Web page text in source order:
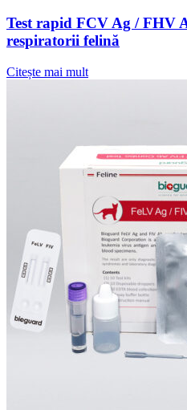
Test rapid FCV Ag / FHV
respiratorii felină
Citește mai mult